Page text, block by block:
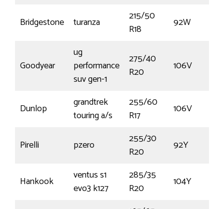
Bridgestone turanza
215/50
R18
92W
Goodyear
ug
performance
suv gen-1
275/40
R20
106V
Dunlop
grandtrek
touring a/s
255/60
R17
106V
Pirelli pzero
255/30
R20
92Y
Hankook
ventus s1
evo3 k127
285/35
R20
104Y